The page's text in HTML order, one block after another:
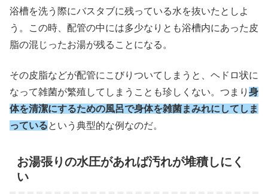
浴槽を洗う際にバスタブに残っている水を抜いたとしよ
う。この時、配管の中には多少なりとも浴槽内にあった皮
脂の混じったお湯が残ることになる。
その皮脂などが配管にこびりついてしまうと、ヘドロ状に
なって雑菌が繁殖してしまうことも珍しくない。つまり 身
体を清潔にするための風呂で身体を雑菌まみれにしてしま
っているという典型的な例なのだ。
お湯張りの水圧があれば汚れが堆積しにく
い